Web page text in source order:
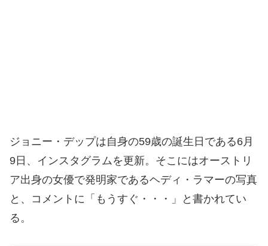
ジョニー・デップは自身の59歳の誕生日である6月
9日、インスタグラムを更新。そこにはオーストリ
ア出身の女優で発明家であるヘディ・ラマーの写真
と、コメントに「もうすぐ・・・」と書かれてい
る。